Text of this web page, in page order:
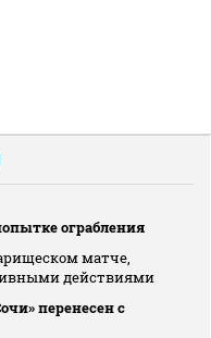
ограбления
матче,
действиями
перенесен с